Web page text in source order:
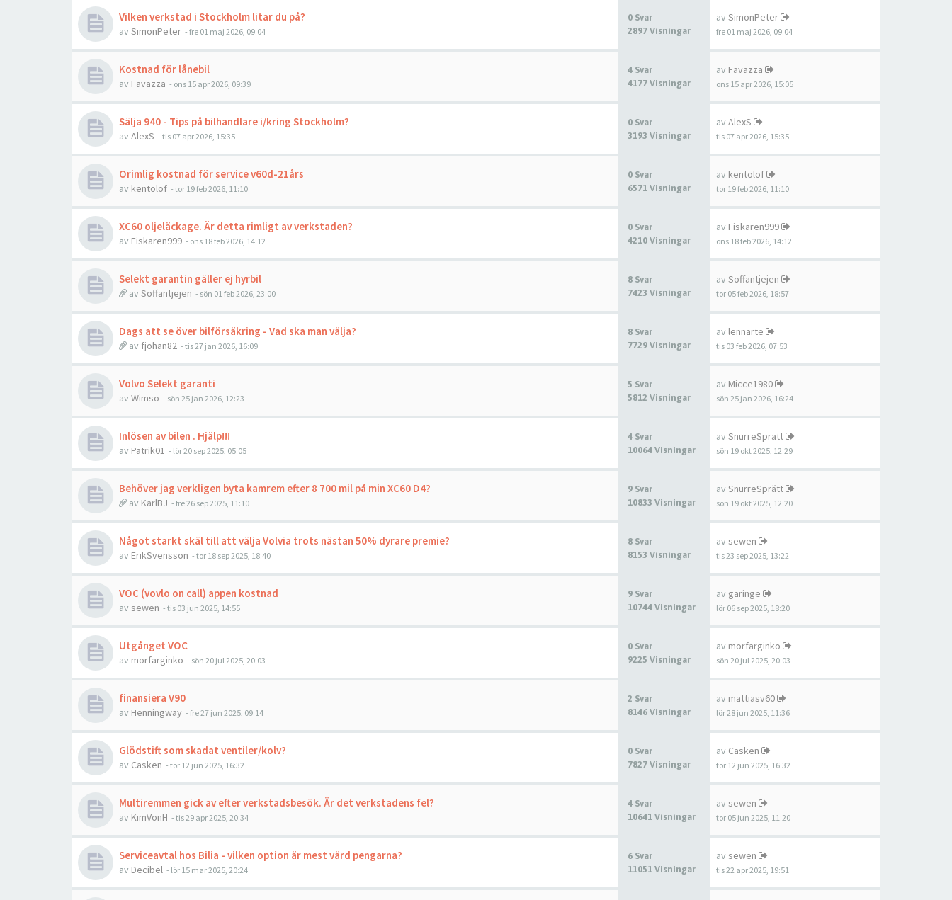
Vilken verkstad i Stockholm litar du på?
av SimonPeter - fre 01 maj 2026, 09:04
0 Svar
2897 Visningar
av SimonPeter
fre 01 maj 2026, 09:04
Kostnad för lånebil
av Favazza - ons 15 apr 2026, 09:39
4 Svar
4177 Visningar
av Favazza
ons 15 apr 2026, 15:05
Sälja 940 - Tips på bilhandlare i/kring Stockholm?
av AlexS - tis 07 apr 2026, 15:35
0 Svar
3193 Visningar
av AlexS
tis 07 apr 2026, 15:35
Orimlig kostnad för service v60d-21års
av kentolof - tor 19 feb 2026, 11:10
0 Svar
6571 Visningar
av kentolof
tor 19 feb 2026, 11:10
XC60 oljeläckage. Är detta rimligt av verkstaden?
av Fiskaren999 - ons 18 feb 2026, 14:12
0 Svar
4210 Visningar
av Fiskaren999
ons 18 feb 2026, 14:12
Selekt garantin gäller ej hyrbil
av Soffantjejen - sön 01 feb 2026, 23:00
8 Svar
7423 Visningar
av Soffantjejen
tor 05 feb 2026, 18:57
Dags att se över bilförsäkring - Vad ska man välja?
av fjohan82 - tis 27 jan 2026, 16:09
8 Svar
7729 Visningar
av lennarte
tis 03 feb 2026, 07:53
Volvo Selekt garanti
av Wimso - sön 25 jan 2026, 12:23
5 Svar
5812 Visningar
av Micce1980
sön 25 jan 2026, 16:24
Inlösen av bilen . Hjälp!!!
av Patrik01 - lör 20 sep 2025, 05:05
4 Svar
10064 Visningar
av SnurreSprätt
sön 19 okt 2025, 12:29
Behöver jag verkligen byta kamrem efter 8 700 mil på min XC60 D4?
av KarlBJ - fre 26 sep 2025, 11:10
9 Svar
10833 Visningar
av SnurreSprätt
sön 19 okt 2025, 12:20
Något starkt skäl till att välja Volvia trots nästan 50% dyrare premie?
av ErikSvensson - tor 18 sep 2025, 18:40
8 Svar
8153 Visningar
av sewen
tis 23 sep 2025, 13:22
VOC (vovlo on call) appen kostnad
av sewen - tis 03 jun 2025, 14:55
9 Svar
10744 Visningar
av garinge
lör 06 sep 2025, 18:20
Utgånget VOC
av morfarginko - sön 20 jul 2025, 20:03
0 Svar
9225 Visningar
av morfarginko
sön 20 jul 2025, 20:03
finansiera V90
av Henningway - fre 27 jun 2025, 09:14
2 Svar
8146 Visningar
av mattiasv60
lör 28 jun 2025, 11:36
Glödstift som skadat ventiler/kolv?
av Casken - tor 12 jun 2025, 16:32
0 Svar
7827 Visningar
av Casken
tor 12 jun 2025, 16:32
Multiremmen gick av efter verkstadsbesök. Är det verkstadens fel?
av KimVonH - tis 29 apr 2025, 20:34
4 Svar
10641 Visningar
av sewen
tor 05 jun 2025, 11:20
Serviceavtal hos Bilia - vilken option är mest värd pengarna?
av Decibel - lör 15 mar 2025, 20:24
6 Svar
11051 Visningar
av sewen
tis 22 apr 2025, 19:51